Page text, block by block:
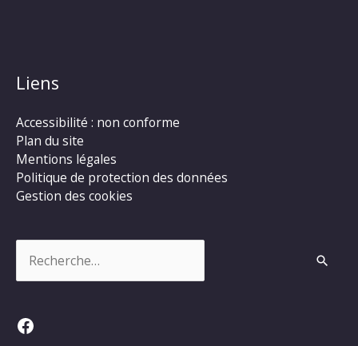
Liens
Accessibilité : non conforme
Plan du site
Mentions légales
Politique de protection des données
Gestion des cookies
Facebook